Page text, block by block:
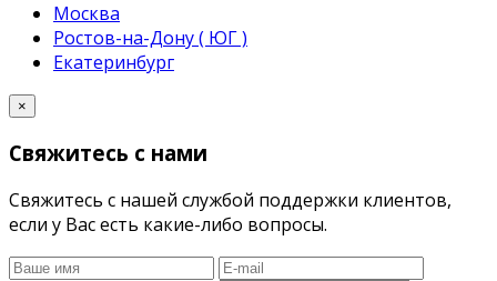
Москва
Ростов-на-Дону ( ЮГ )
Екатеринбург
×
Свяжитесь с нами
Свяжитесь с нашей службой поддержки клиентов,
если у Вас есть какие-либо вопросы.